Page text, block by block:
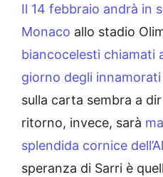
Il 14 febbraio andrà in
Monaco allo stadio
biancocelesti chiamati
giorno degli innamorati
sulla carta sembra a
ritorno, invece, sarà
splendida cornice
speranza di Sarri è